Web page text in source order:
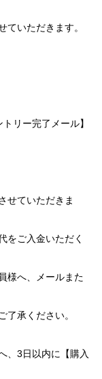
ていただきます。
リー完了メール】
せていただきま
をご入金いただく
様へ、メールまた
承ください。
、3日以内に【購入